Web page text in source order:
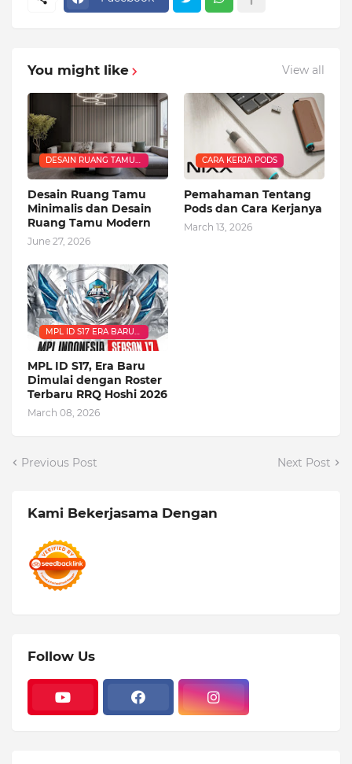
You might like View all
DESAIN RUANG TAMU
MINIMALIS DAN
DESAIN RUANG TAMU
MODERN
Desain Ruang Tamu
Minimalis dan Desain
Ruang Tamu Modern
June 27, 2026
CARA KERJA PODS
Pemahaman Tentang
Pods dan Cara Kerjanya
March 13, 2026
MPL ID S17 ERA BARU
DIMULAI DENGAN
ROSTER TERBARU
MPL ID S17, Era Baru
Dimulai dengan Roster
Terbaru RRQ Hoshi 2026
March 08, 2026
Previous Post Next Post
Kami Bekerjasama Dengan
Follow Us